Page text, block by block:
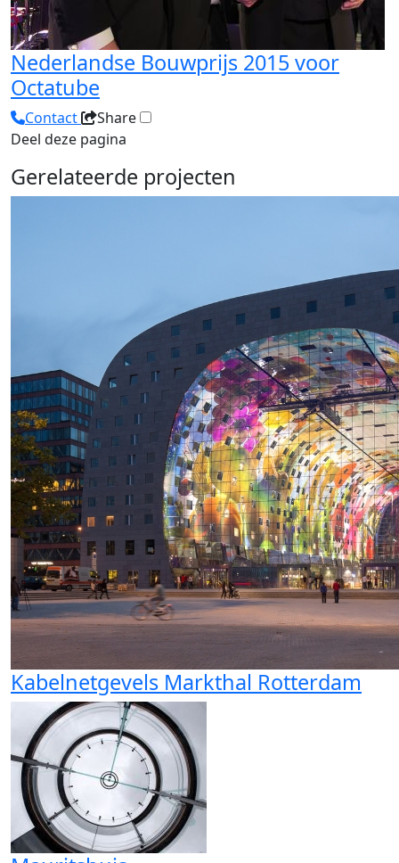
Nederlandse Bouwprijs 2015 voor
Octatube
Contact
Share
Deel deze pagina
Gerelateerde projecten
Kabelnetgevels Markthal Rotterdam